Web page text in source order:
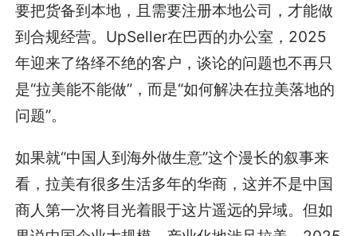
要把货备到本地，且需要注册本地公司，才能做
到合规经营。UpSeller在巴西的办公室，2025
年迎来了络绎不绝的客户，谈论的问题也不再只
是“拉美能不能做”，而是“如何解决在拉美落地的
问题”。
如果就“中国人到海外做生意”这个漫长的叙事来
看，拉美有很多生活多年的华商，这并不是中国
商人第一次将目光着眼于这片遥远的异域。但如